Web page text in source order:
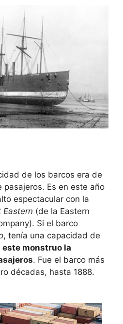
de los barcos era de
pasajeros. Es en este año
espectacular con la
Eastern (de la Eastern
Si el barco
, tenía una capacidad de
este monstruo la
. Fue el barco más
décadas, hasta 1888.